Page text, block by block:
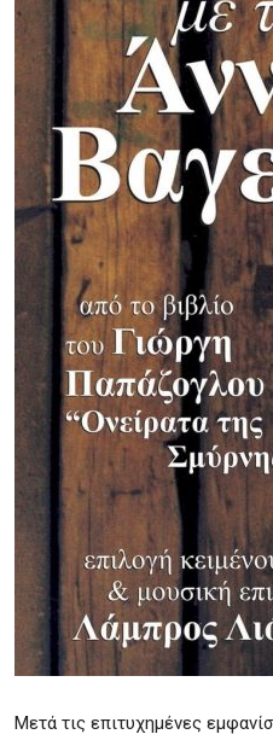
Μετά τις επιτυχημένες